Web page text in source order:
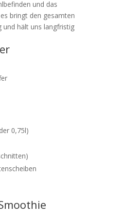
und das
bringt den gesamten
und hält uns langfristig
0,75l)